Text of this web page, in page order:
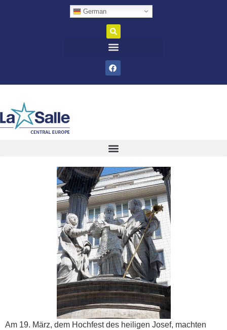
German
Am 19. März, dem Hochfest des heiligen Josef, machten